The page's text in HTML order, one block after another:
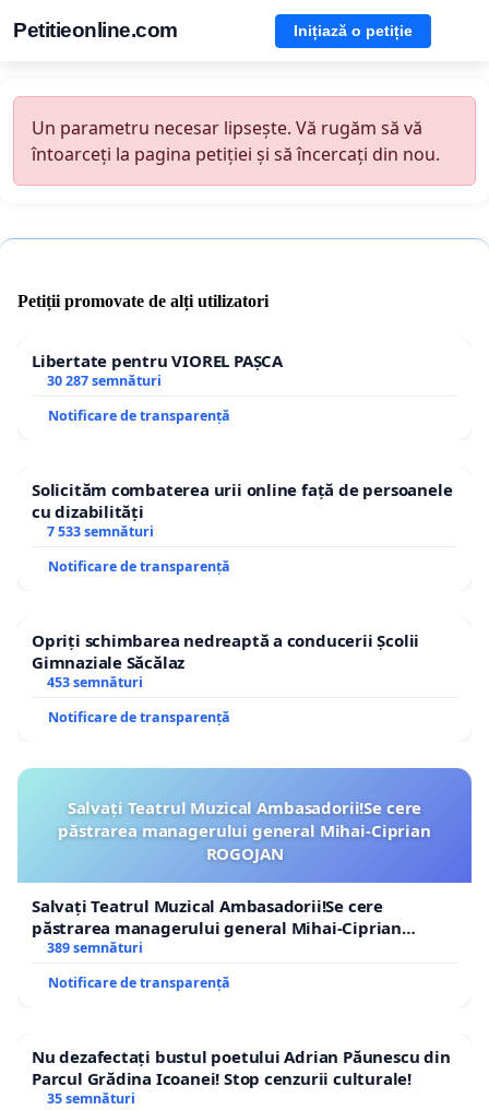
Petitieonline.com Inițiază o petiție
Un parametru necesar lipsește. Vă rugăm să vă
întoarceți la pagina petiției și să încercați din nou.
Petiții promovate de alți utilizatori
Libertate pentru VIOREL PAȘCA
30 287 semnături
Notificare de transparență
Solicităm combaterea urii online față de persoanele
cu dizabilități
7 533 semnături
Notificare de transparență
Opriți schimbarea nedreaptă a conducerii Școlii
Gimnaziale Săcălaz
453 semnături
Notificare de transparență
Salvați Teatrul Muzical Ambasadorii!Se cere
păstrarea managerului general Mihai-Ciprian
ROGOJAN
Salvați Teatrul Muzical Ambasadorii!Se cere
păstrarea managerului general Mihai-Ciprian
ROGOJAN
389 semnături
Notificare de transparență
Nu dezafectați bustul poetului Adrian Păunescu din
Parcul Grădina Icoanei! Stop cenzurii culturale!
35 semnături